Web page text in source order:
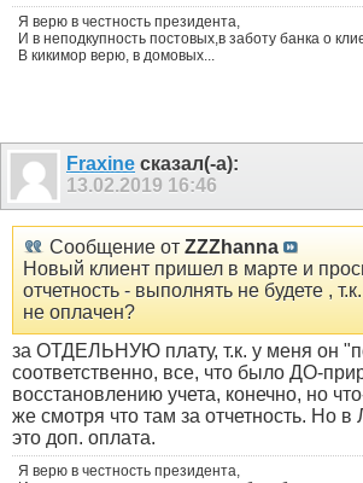
Я верю в честность президента,
И в неподкупность постовых,в заботу банка о
В кикимор верю, в домовых...
Fraxine сказал(-а):
13.02.2019 16:46
Сообщение от ZZZhanna
Новый клиент пришел в марте и
отчетность - выполнять не будете ,
не оплачен?
за ОТДЕЛЬНУЮ плату, т.к. у меня он
соответственно, все, что было ДО-
восстановлению учета, конечно, но
же смотря что там за отчетность. Но
это доп. оплата.
Я верю в честность президента,